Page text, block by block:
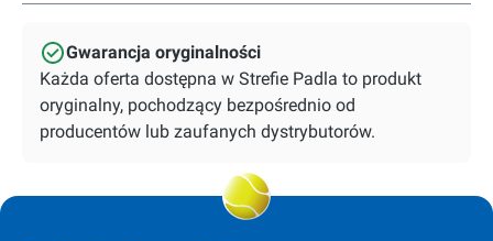
Gwarancja oryginalności
Każda oferta dostępna w Strefie Padla to produkt
oryginalny, pochodzący bezpośrednio od
producentów lub zaufanych dystrybutorów.